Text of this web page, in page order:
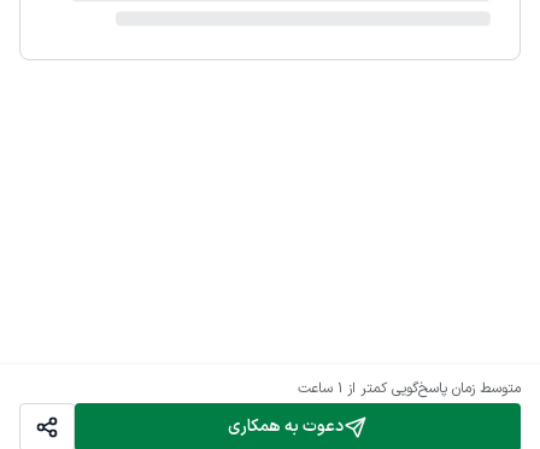
دعوت به همکاری
متوسط زمان پاسخ‌گویی کمتر از 1 ساعت